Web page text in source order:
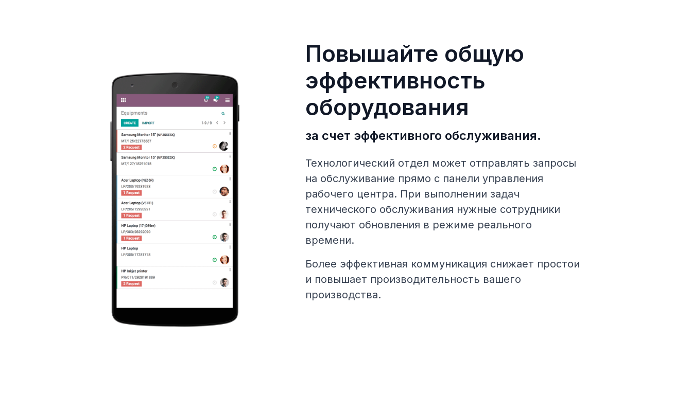
Повышайте общую
эффективность
оборудования
за счет эффективного обслуживания.
Технологический отдел может отправлять запросы
на обслуживание прямо с панели управления
рабочего центра. При выполнении задач
технического обслуживания нужные сотрудники
получают обновления в режиме реального
времени.
Более эффективная коммуникация снижает простои
и повышает производительность вашего
производства.